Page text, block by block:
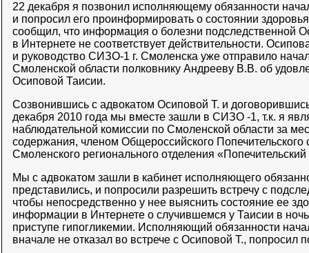
22 декабря я позвонил исполняющему обязанности
и попросил его проинформировать о состоянии
сообщил, что информация о болезни подследственной
в Интернете не соответствует действительности.
и руководство СИЗО-1 г. Смоленска уже отправило
Смоленской области полковнику Андрееву В.В. об
Осиповой Таисии.
Созвонившись с адвокатом Осиповой Т. и
декабря 2010 года мы вместе зашли в СИЗО -1, т.к. я
наблюдательной комиссии по Смоленской области за
содержания, членом Общероссийского
Смоленского регионального отделения
Мы с адвокатом зашли в кабинет исполняющего
представились, и попросили разрешить встречу с
чтобы непосредственно у нее выяснить состояние ее
информации в Интернете о случившемся у Таисии в
приступе гипогликемии. Исполняющий обязанности
вначале не отказал во встрече с Осиповой Т., попросил